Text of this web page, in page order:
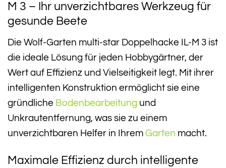
M 3 – Ihr unverzichtbares Werkzeug für
gesunde Beete
Die Wolf-Garten multi-star Doppelhacke IL-M 3 ist
die ideale Lösung für jeden Hobbygärtner, der
Wert auf Effizienz und Vielseitigkeit legt. Mit ihrer
intelligenten Konstruktion ermöglicht sie eine
gründliche Bodenbearbeitung und
Unkrautentfernung, was sie zu einem
unverzichtbaren Helfer in Ihrem Garten macht.
Maximale Effizienz durch intelligente